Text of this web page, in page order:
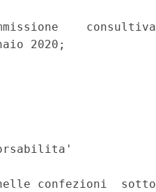
consultiva
2020;
confezioni  sotto